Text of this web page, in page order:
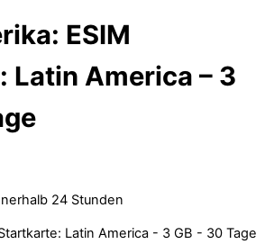
ESIM
Latin America – 3
24 Stunden
Latin America - 3 GB - 30 Tage